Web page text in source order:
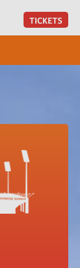
TICKETS